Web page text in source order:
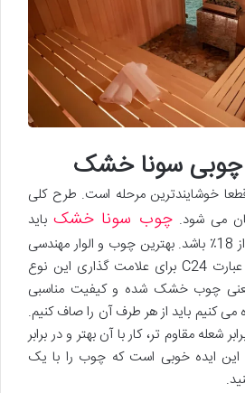
خوشایندترین مرحله است. طرح کلی
می شود.چوب سونا خشکباید
خشک و با رطوبت بیش از 18٪ باشد. بهترین چوب و الوار مهندسی
شده است، در اروپا ما از عبارت C24 برای علامت گذاری این نوع
یعنی چوب خشک شده و کیفیت مناسبی
می کنیم باید از هر طرف آن را صاف کنیم.
شعله مقاوم تر، کار با آن بهتر و در برابر
این ایده خوبی است که چوب را با یک